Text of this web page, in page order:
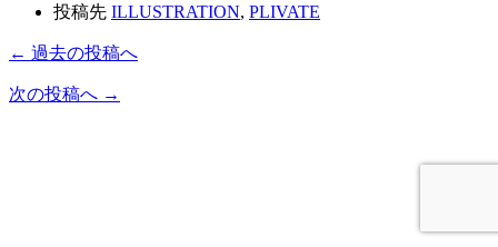
投稿先 ILLUSTRATION, PLIVATE
← 過去の投稿へ
次の投稿へ →